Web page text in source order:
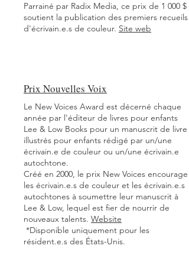
Parrainé par Radix Media, ce prix de 1 000 $
soutient la publication des premiers recueils
d'écrivain.e.s de couleur. Site web
Prix Nouvelles Voix
Le New Voices Award est décerné chaque
année par l'éditeur de livres pour enfants
Lee & Low Books pour un manuscrit de livre
illustrés pour enfants rédigé par un/une
écrivain.e de couleur ou un/une écrivain.e
autochtone.
Créé en 2000, le prix New Voices encourage
les écrivain.e.s de couleur et les écrivain.e.s
autochtones à soumettre leur manuscrit à
Lee & Low, lequel est fier de nourrir de
nouveaux talents. Website
*Disponible uniquement pour les
résident.e.s des États-Unis.